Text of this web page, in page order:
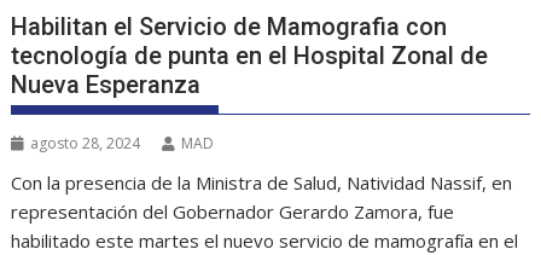
Habilitan el Servicio de Mamografia con
tecnología de punta en el Hospital Zonal de
Nueva Esperanza
agosto 28, 2024 MAD
Con la presencia de la Ministra de Salud, Natividad Nassif, en
representación del Gobernador Gerardo Zamora, fue
habilitado este martes el nuevo servicio de mamografía en el